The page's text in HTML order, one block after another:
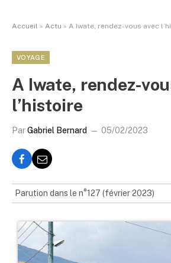
Accueil » Actu » A Iwate, rendez-vous avec
VOYAGE
A Iwate, rendez-
l’histoire
ParGabriel Bernard 05/02/2023
Parution dans le n°127 (février 2023)